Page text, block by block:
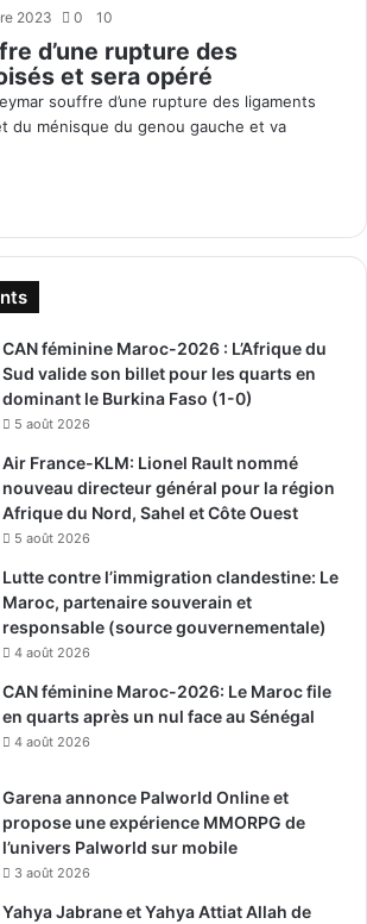
2023 0 10
d’une rupture des
et sera opéré
souffre d’une rupture des ligaments
du ménisque du genou gauche et va
CAN féminine Maroc-2026 : L’Afrique du
Sud valide son billet pour les quarts en
dominant le Burkina Faso (1-0)
5 août 2026
Air France-KLM: Lionel Rault nommé
nouveau directeur général pour la région
Afrique du Nord, Sahel et Côte Ouest
5 août 2026
Lutte contre l’immigration clandestine: Le
Maroc, partenaire souverain et
responsable (source gouvernementale)
4 août 2026
CAN féminine Maroc-2026: Le Maroc file
en quarts après un nul face au Sénégal
4 août 2026
Garena annonce Palworld Online et
propose une expérience MMORPG de
l’univers Palworld sur mobile
3 août 2026
Yahya Jabrane et Yahya Attiat Allah de